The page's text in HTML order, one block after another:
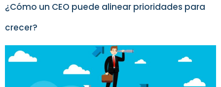
¿Cómo un CEO puede alinear prioridades para
crecer?